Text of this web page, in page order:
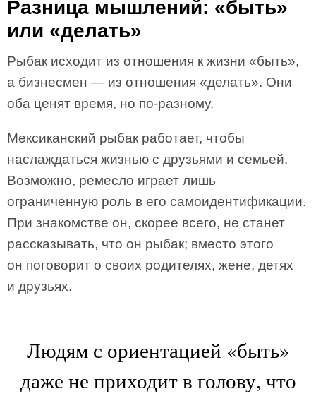
Разница мышлений: «быть»
или «делать»
Рыбак исходит из отношения к жизни «быть»,
а бизнесмен — из отношения «делать». Они
оба ценят время, но по-разному.
Мексиканский рыбак работает, чтобы
наслаждаться жизнью с друзьями и семьей.
Возможно, ремесло играет лишь
ограниченную роль в его самоидентификации.
При знакомстве он, скорее всего, не станет
рассказывать, что он рыбак; вместо этого
он поговорит о своих родителях, жене, детях
и друзьях.
Людям с ориентацией «быть»
даже не приходит в голову, что